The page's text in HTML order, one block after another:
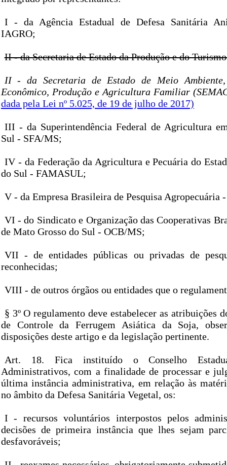
I - da Agência Estadual de Defesa Sanitária
IAGRO;
II - da Secretaria de Estado da Produção e do
II - da Secretaria de Estado de Meio Ambiente,
Econômico, Produção e Agricultura Familiar
dada pela Lei nº 5.025, de 19 de julho de 2017)
III - da Superintendência Federal de Agricultura
Sul - SFA/MS;
IV - da Federação da Agricultura e Pecuária do
do Sul - FAMASUL;
V - da Empresa Brasileira de Pesquisa Agropecuária
VI - do Sindicato e Organização das Cooperativas
de Mato Grosso do Sul - OCB/MS;
VII - de entidades públicas ou privadas de
reconhecidas;
VIII - de outros órgãos ou entidades que o
§ 3º O regulamento deve estabelecer as atribuições
de Controle da Ferrugem Asiática da Soja,
disposições deste artigo e da legislação pertinente.
Art. 18. Fica instituído o Conselho
Administrativos, com a finalidade de processar e
última instância administrativa, em relação às
no âmbito da Defesa Sanitária Vegetal, os:
I - recursos voluntários interpostos pelos
decisões de primeira instância que lhes sejam
desfavoráveis;